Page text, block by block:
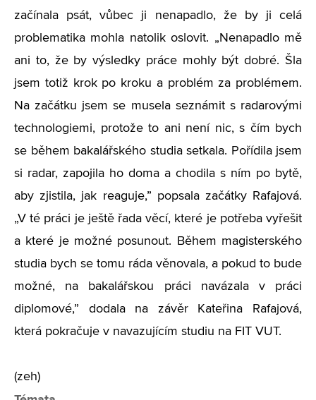
začínala psát, vůbec ji nenapadlo, že by ji celá
problematika mohla natolik oslovit. „Nenapadlo mě
ani to, že by výsledky práce mohly být dobré. Šla
jsem totiž krok po kroku a problém za problémem.
Na začátku jsem se musela seznámit s radarovými
technologiemi, protože to ani není nic, s čím bych
se během bakalářského studia setkala. Pořídila jsem
si radar, zapojila ho doma a chodila s ním po bytě,
aby zjistila, jak reaguje,” popsala začátky Rafajová.
„V té práci je ještě řada věcí, které je potřeba vyřešit
a které je možné posunout. Během magisterského
studia bych se tomu ráda věnovala, a pokud to bude
možné, na bakalářskou práci navázala v práci
diplomové,” dodala na závěr Kateřina Rafajová,
která pokračuje v navazujícím studiu na FIT VUT.
(zeh)